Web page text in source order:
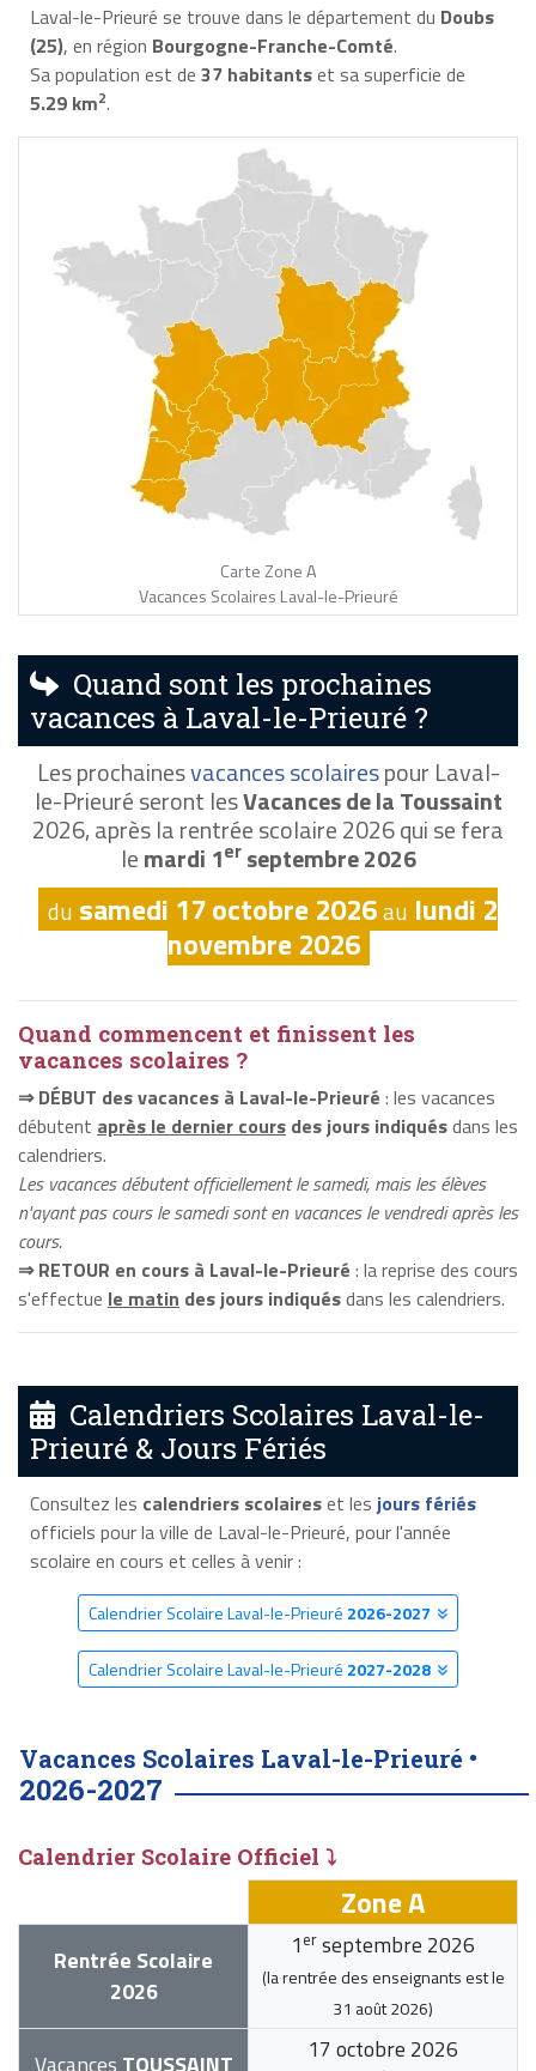
Laval-le-Prieuré se trouve dans le département du Doubs
(25), en région Bourgogne-Franche-Comté.
Sa population est de 37 habitantset sa superficie de
5.29 km2.
Carte Zone A
Vacances Scolaires Laval-le-Prieuré
Quand sont les prochaines
vacances à Laval-le-Prieuré ?
Les prochainesvacances scolairespour Laval-
le-Prieuré seront lesVacances de la Toussaint
2026, après la rentrée scolaire 2026 qui se fera
lemardi 1erseptembre 2026
du samedi 17 octobre 2026au lundi 2
novembre 2026
Quand commencent et finissent les
vacances scolaires ?
⇒ DÉBUT des vacances à Laval-le-Prieuré : les vacances
débutent après le dernier cours des jours indiquésdans les
calendriers.
Les vacances débutent officiellement le samedi, mais les élèves
n'ayant pas cours le samedi sont en vacances le vendredi après les
cours.
⇒ RETOUR en cours à Laval-le-Prieuré : la reprise des cours
s'effectue le matin des jours indiquésdans les calendriers.
Calendriers Scolaires Laval-le-
Prieuré & Jours Fériés
Consultez les calendriers scolaireset les jours fériés
officiels pour la ville de Laval-le-Prieuré, pour l'année
scolaire en cours et celles à venir :
Calendrier Scolaire Laval-le-Prieuré 2026-2027
Calendrier Scolaire Laval-le-Prieuré 2027-2028
Vacances Scolaires Laval-le-Prieuré •
2026-2027
Calendrier Scolaire Officiel ⤵
Zone A
Rentrée Scolaire
2026
1 er septembre 2026
(la rentrée des enseignants est le
31 août 2026)
17 octobre 2026